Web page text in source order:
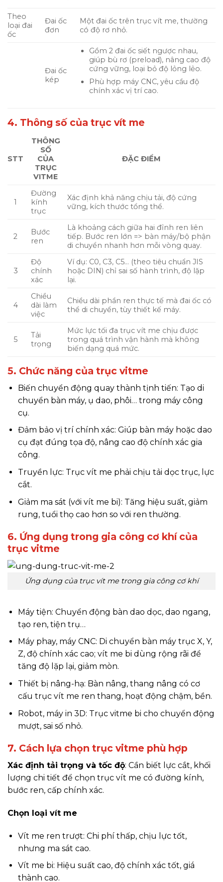
Theo
loại đai
ốc
Đai ốc
đơn
Một đai ốc trên trục vít me, thường
có độ rơ nhỏ.
Đai ốc
kép
Gồm 2 đai ốc siết ngược nhau,
giúp bù rơ (preload), nâng cao độ
cứng vững, loại bỏ độ lỏng lẻo.
Phù hợp máy CNC, yêu cầu độ
chính xác vị trí cao.
4. Thông số của trục vít me
STT
THÔNG
SỐ
CỦA
TRỤC
VITME
ĐẶC ĐIỂM
1
Đường
kính
trục
Xác định khả năng chịu tải, độ cứng
vững, kích thước tổng thể.
2
Bước
ren
Là khoảng cách giữa hai đỉnh ren liên
tiếp. Bước ren lớn => bàn máy/bộ phận
di chuyển nhanh hơn mỗi vòng quay.
3
Độ
chính
xác
Ví dụ: C0, C3, C5… (theo tiêu chuẩn JIS
hoặc DIN) chỉ sai số hành trình, độ lặp
lại.
4
Chiều
dài làm
việc
Chiều dài phần ren thực tế mà đai ốc có
thể di chuyển, tùy thiết kế máy.
5
Tải
trọng
Mức lực tối đa trục vít me chịu được
trong quá trình vận hành mà không
biến dạng quá mức.
5. Chức năng của trục vitme
Biến chuyển động quay thành tịnh tiến: Tạo di
chuyển bàn máy, ụ dao, phôi… trong máy công
cụ.
Đảm bảo vị trí chính xác: Giúp bàn máy hoặc dao
cụ đạt đúng tọa độ, nâng cao độ chính xác gia
công.
Truyền lực: Trục vít me phải chịu tải dọc trục, lực
cắt.
Giảm ma sát (với vít me bi): Tăng hiệu suất, giảm
rung, tuổi thọ cao hơn so với ren thường.
6. Ứng dụng trong gia công cơ khí của
trục vitme
Ứng dụng của trục vít me trong gia công cơ khí
Máy tiện: Chuyển động bàn dao dọc, dao ngang,
tạo ren, tiện trụ…
Máy phay, máy CNC: Di chuyển bàn máy trục X, Y,
Z, độ chính xác cao; vít me bi dùng rộng rãi để
tăng độ lặp lại, giảm mòn.
Thiết bị nâng-hạ: Bàn nâng, thang nâng có cơ
cấu trục vít me ren thang, hoạt động chậm, bền.
Robot, máy in 3D: Trục vitme bi cho chuyển động
mượt, sai số nhỏ.
7. Cách lựa chọn trục vitme phù hợp
Xác định tải trọng và tốc độ: Cần biết lực cắt, khối
lượng chi tiết để chọn trục vít me có đường kính,
bước ren, cấp chính xác.
Chọn loại vít me
Vít me ren trượt: Chi phí thấp, chịu lực tốt,
nhưng ma sát cao.
Vít me bi: Hiệu suất cao, độ chính xác tốt, giá
thành cao.